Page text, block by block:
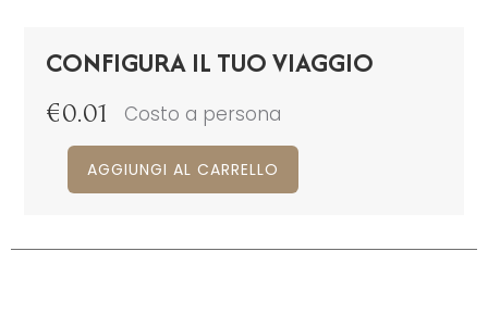
CONFIGURA IL TUO VIAGGIO
€0.01 Costo a persona
AGGIUNGI AL CARRELLO